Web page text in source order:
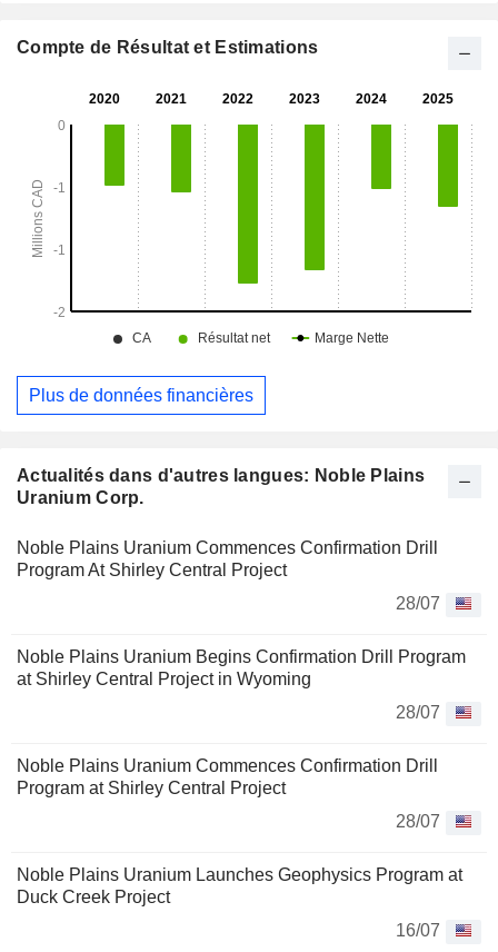
Actualités dans d'autres langues: Noble Plains
Uranium Corp.
Noble Plains Uranium Commences Confirmation Drill
Program At Shirley Central Project
28/07
Noble Plains Uranium Begins Confirmation Drill Program
at Shirley Central Project in Wyoming
28/07
Noble Plains Uranium Commences Confirmation Drill
Program at Shirley Central Project
28/07
Noble Plains Uranium Launches Geophysics Program at
Duck Creek Project
16/07
de roches vertes de Fada N’Gourma qui se prolonge au
Compte de Résultat et Estimations
Plus de données financières